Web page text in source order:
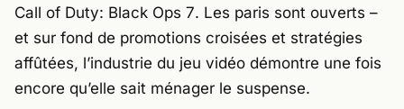
Call of Duty: Black Ops 7. Les paris sont ouverts –
et sur fond de promotions croisées et stratégies
affûtées, l’industrie du jeu vidéo démontre une fois
encore qu’elle sait ménager le suspense.